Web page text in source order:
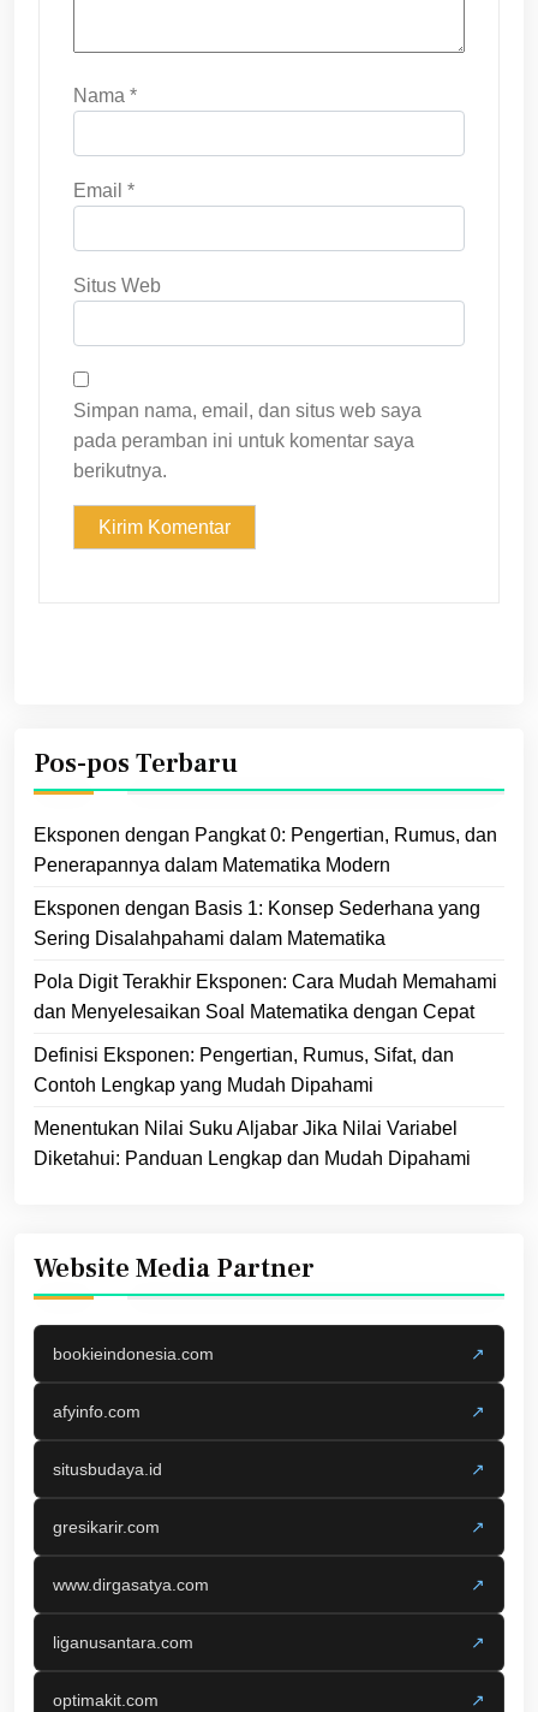
Nama *
Email *
Situs Web
Simpan nama, email, dan situs web saya
pada peramban ini untuk komentar saya
berikutnya.
Pos-pos Terbaru
Eksponen dengan Pangkat 0: Pengertian, Rumus, dan
Penerapannya dalam Matematika Modern
Eksponen dengan Basis 1: Konsep Sederhana yang
Sering Disalahpahami dalam Matematika
Pola Digit Terakhir Eksponen: Cara Mudah Memahami
dan Menyelesaikan Soal Matematika dengan Cepat
Definisi Eksponen: Pengertian, Rumus, Sifat, dan
Contoh Lengkap yang Mudah Dipahami
Menentukan Nilai Suku Aljabar Jika Nilai Variabel
Diketahui: Panduan Lengkap dan Mudah Dipahami
Website Media Partner
bookieindonesia.com ↗
afyinfo.com ↗
situsbudaya.id ↗
gresikarir.com ↗
www.dirgasatya.com ↗
liganusantara.com ↗
optimakit.com ↗